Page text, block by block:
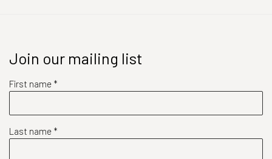
Join our mailing list
First name *
Last name *